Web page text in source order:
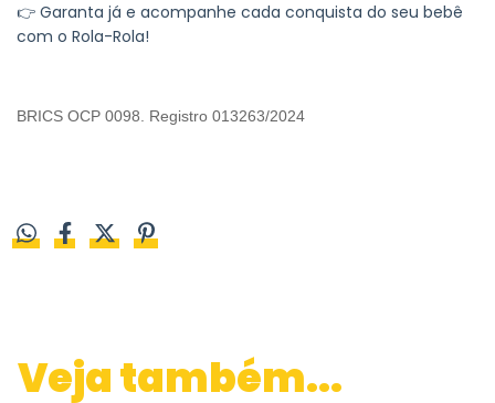
👉 Garanta já e acompanhe cada conquista do seu bebê
com o Rola-Rola!
BRICS OCP 0098. Registro 013263/2024
Veja também...